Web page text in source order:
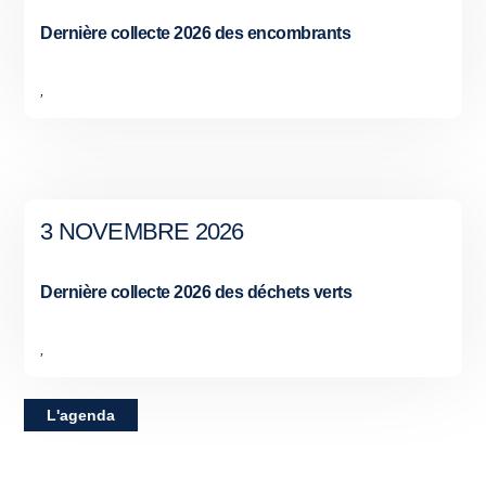
Dernière collecte 2026 des encombrants
3 NOVEMBRE 2026
Dernière collecte 2026 des déchets verts
L'agenda